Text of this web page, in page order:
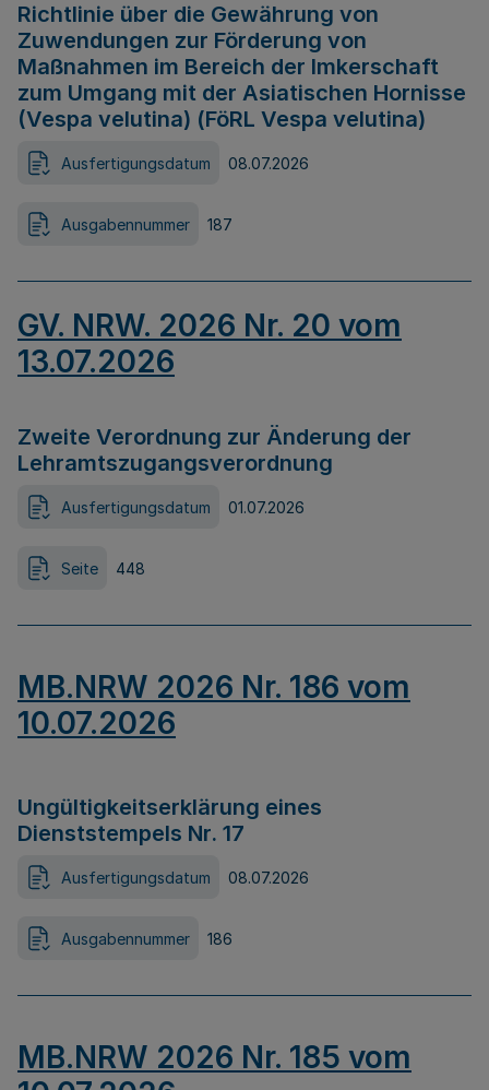
Richtlinie über die Gewährung von
Zuwendungen zur Förderung von
Maßnahmen im Bereich der Imkerschaft
zum Umgang mit der Asiatischen Hornisse
(Vespa velutina) (FöRL Vespa velutina)
Ausfertigungsdatum 08.07.2026
Ausgabennummer 187
GV. NRW. 2026 Nr. 20 vom
13.07.2026
Zweite Verordnung zur Änderung der
Lehramtszugangsverordnung
Ausfertigungsdatum 01.07.2026
Seite 448
MB.NRW 2026 Nr. 186 vom
10.07.2026
Ungültigkeitserklärung eines
Dienststempels Nr. 17
Ausfertigungsdatum 08.07.2026
Ausgabennummer 186
MB.NRW 2026 Nr. 185 vom